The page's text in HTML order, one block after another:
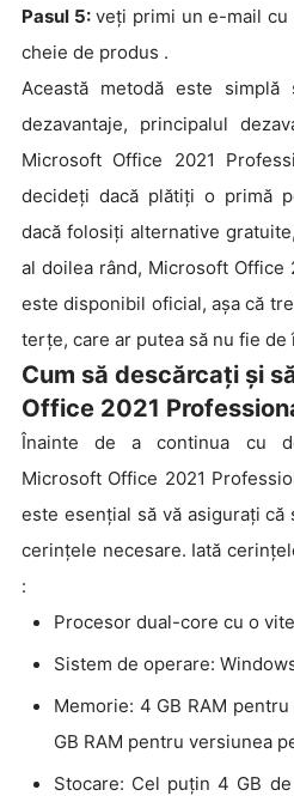
Pasul 5:veți primi un e-mail cu
cheie de produs .
Această metodă este
dezavantaje, principalul
Microsoft Office 2021
decideți dacă plătiți o primă
dacă folosiți alternative
al doilea rând, Microsoft Office
este disponibil oficial, așa că
terțe, care ar putea să nu fie
Cum să descărcați și
Office 2021
Înainte de a continua cu
Microsoft Office 2021
este esențial să vă asigurați
cerințele necesare. Iată
:
Procesor dual-core cu o
Sistem de operare:
Memorie: 4 GB RAM
GB RAM pentru versiunea
Stocare: Cel puțin 4 GB